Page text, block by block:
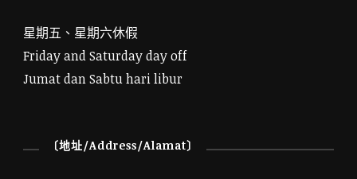
星期五、星期六休假
Friday and Saturday day off
Jumat dan Sabtu hari libur
〔地址/Address/Alamat〕